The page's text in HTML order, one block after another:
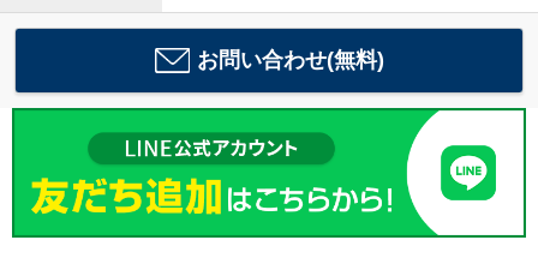
お問い合わせ(無料)